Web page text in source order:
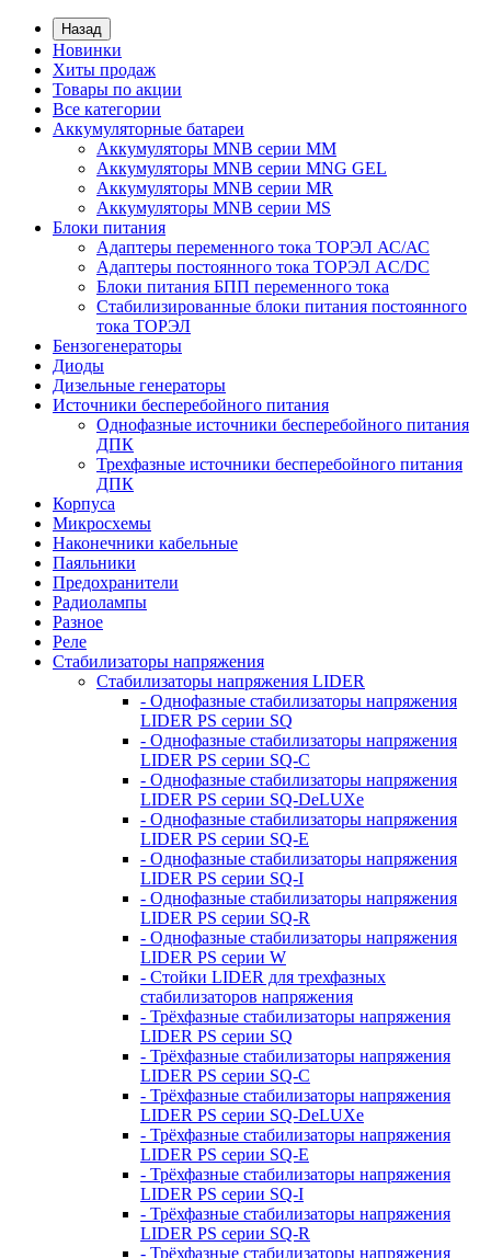
Назад
Новинки
Хиты продаж
Товары по акции
Все категории
Аккумуляторные батареи
Аккумуляторы MNB серии MM
Аккумуляторы MNB серии MNG GEL
Аккумуляторы MNB серии MR
Аккумуляторы MNB серии MS
Блоки питания
Адаптеры переменного тока ТОРЭЛ АС/АС
Адаптеры постоянного тока ТОРЭЛ AC/DC
Блоки питания БПП переменного тока
Стабилизированные блоки питания постоянного
тока ТОРЭЛ
Бензогенераторы
Диоды
Дизельные генераторы
Источники бесперебойного питания
Однофазные источники бесперебойного питания
ДПК
Трехфазные источники бесперебойного питания
ДПК
Корпуса
Микросхемы
Наконечники кабельные
Паяльники
Предохранители
Радиолампы
Разное
Реле
Стабилизаторы напряжения
Стабилизаторы напряжения LIDER
- Однофазные стабилизаторы напряжения
LIDER PS серии SQ
- Однофазные стабилизаторы напряжения
LIDER PS серии SQ-C
- Однофазные стабилизаторы напряжения
LIDER PS серии SQ-DeLUXe
- Однофазные стабилизаторы напряжения
LIDER PS серии SQ-E
- Однофазные стабилизаторы напряжения
LIDER PS серии SQ-I
- Однофазные стабилизаторы напряжения
LIDER PS серии SQ-R
- Однофазные стабилизаторы напряжения
LIDER PS серии W
- Стойки LIDER для трехфазных
стабилизаторов напряжения
- Трёхфазные стабилизаторы напряжения
LIDER PS серии SQ
- Трёхфазные стабилизаторы напряжения
LIDER PS серии SQ-C
- Трёхфазные стабилизаторы напряжения
LIDER PS серии SQ-DeLUXe
- Трёхфазные стабилизаторы напряжения
LIDER PS серии SQ-E
- Трёхфазные стабилизаторы напряжения
LIDER PS серии SQ-I
- Трёхфазные стабилизаторы напряжения
LIDER PS серии SQ-R
- Трёхфазные стабилизаторы напряжения